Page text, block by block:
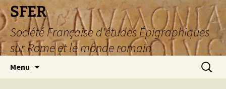
SFER
Société Française d'études Épigraphiques
sur Rome et le monde romain
Menu